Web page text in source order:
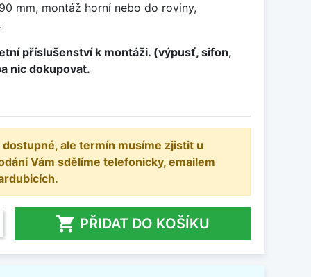
mm, montáž horní nebo do roviny,
příslušenství k montáži. (výpusť, sifon,
nic dokupovat.
ale termín musíme zjistit u
Vám sdělíme telefonicky, emailem
 PŘIDAT DO KOŠÍKU